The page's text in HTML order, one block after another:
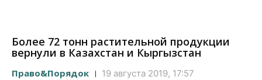
Более 72 тонн растительной продукции
вернули в Казахстан и Кыргызстан
Право&Порядок 19 августа 2019, 17:57